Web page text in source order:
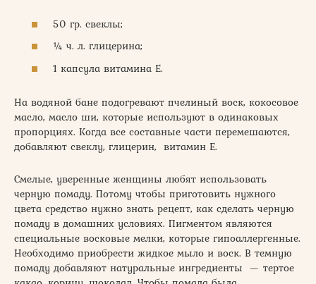
50 гр. свеклы;
¼ ч. л. глицерина;
1 капсула витамина Е.
На водяной бане подогревают пчелиный воск, кокосовое
масло, масло ши, которые используют в одинаковых
пропорциях. Когда все составные части перемешаются,
добавляют свеклу, глицерин, витамин Е.
Смелые, уверенные женщины любят использовать
черную помаду. Потому чтобы приготовить нужного
цвета средство нужно знать рецепт, как сделать черную
помаду в домашних условиях. Пигментом являются
специальные восковые мелки, которые гипоаллергенные.
Необходимо приобрести жидкое мыло и воск. В темную
помаду добавляют натуральные ингредиенты — тертое